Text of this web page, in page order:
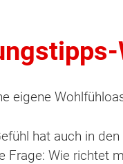
eigene
hat auch in
Frage: Wie richtet